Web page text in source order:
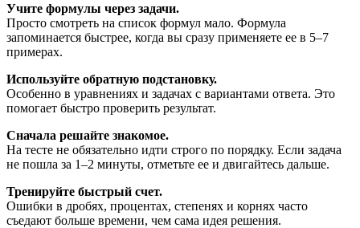
Учите формулы через задачи.
Просто смотреть на список формул мало. Формула
запоминается быстрее, когда вы сразу применяете ее в 5–7
примерах.
Используйте обратную подстановку.
Особенно в уравнениях и задачах с вариантами ответа. Это
помогает быстро проверить результат.
Сначала решайте знакомое.
На тесте не обязательно идти строго по порядку. Если задача
не пошла за 1–2 минуты, отметьте ее и двигайтесь дальше.
Тренируйте быстрый счет.
Ошибки в дробях, процентах, степенях и корнях часто
съедают больше времени, чем сама идея решения.